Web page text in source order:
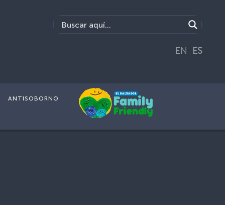
EN ES
ANTISOBORNO